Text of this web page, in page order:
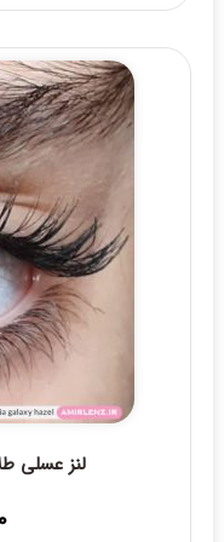
لنز عسلی